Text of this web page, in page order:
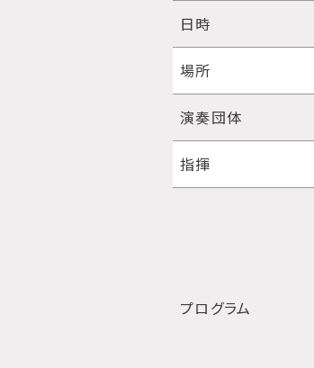
日時
場所
演奏団体
指揮
プログラム